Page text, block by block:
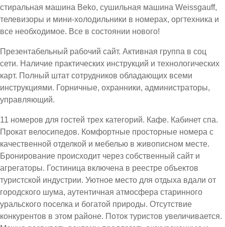
стиральная машина Beko, сушильная машина Weissgauff,
телевизоры и мини-холодильники в номерах, оргтехника и
все необходимое. Все в состоянии нового!
Презентабельный рабочий сайт. Активная группа в соц
сети. Наличие практических инструкций и технологических
карт. Полный штат сотрудников обладающих всеми
инструкциями. Горничные, охранники, администраторы,
управляющий.
11 номеров для гостей трех категорий. Кафе. Кабинет спа.
Прокат велосипедов. Комфортные просторные номера с
качественной отделкой и мебелью в живописном месте.
Бронирование происходит через собственный сайт и
агрегаторы. Гостиница включена в реестре объектов
туристской индустрии. Уютное место для отдыха вдали от
городского шума, аутентичная атмосфера старинного
уральского поселка и богатой природы. Отсутствие
конкурентов в этом районе. Поток туристов увеличивается.